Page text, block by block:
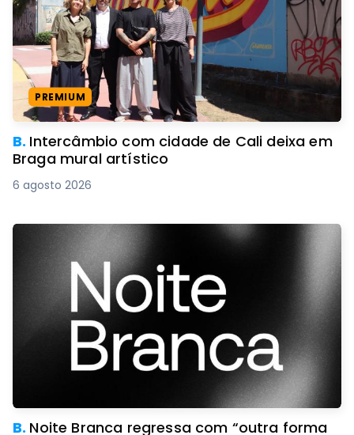
PREMIUM
B. Intercâmbio com cidade de Cali deixa em
Braga mural artístico
6 agosto 2026
B. Noite Branca regressa com “outra forma